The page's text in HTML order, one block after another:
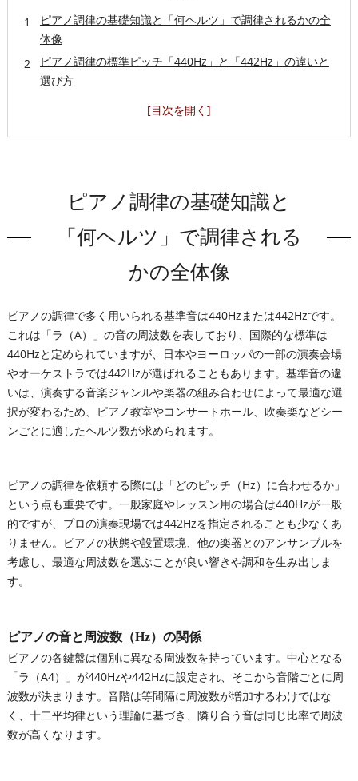
ピアノ調律の基礎知識と「何ヘルツ」で調律されるかの全
体像
ピアノ調律の標準ピッチ「440Hz」と「442Hz」の違いと
選び方
ピアノ調律の歴史とピッチ変遷の背景
ピアノ調律の基礎知識と
「何ヘルツ」で調律される
かの全体像
ピアノの調律で多く用いられる基準音は440Hzまたは442Hzです。
これは「ラ（A）」の音の周波数を表しており、国際的な標準は
440Hzと定められていますが、日本やヨーロッパの一部の演奏会場
やオーケストラでは442Hzが選ばれることもあります。基準音の違
いは、演奏する音楽ジャンルや楽器の組み合わせによって最適な選
択が変わるため、ピアノ教室やコンサートホール、吹奏楽などシー
ンごとに適したヘルツ数が求められます。
ピアノの調律を依頼する際には「どのピッチ（Hz）に合わせるか」
という点も重要です。一般家庭やレッスン用の場合は440Hzが一般
的ですが、プロの演奏現場では442Hzを指定されることも少なくあ
りません。ピアノの状態や設置環境、他の楽器とのアンサンブルを
考慮し、最適な周波数を選ぶことが良い響きや調和を生み出しま
す。
ピアノの音と周波数（Hz）の関係
ピアノの各鍵盤は個別に異なる周波数を持っています。中心となる
「ラ（A4）」が440Hzや442Hzに設定され、そこから音階ごとに周
波数が決まります。音階は等間隔に周波数が増加するわけではな
く、十二平均律という理論に基づき、隣り合う音は同じ比率で周波
数が高くなります。